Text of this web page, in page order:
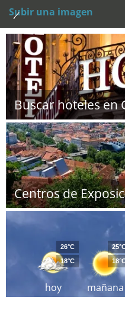
Subir una imagen
Buscar hoteles en
Centros de
hoy
26°C
18°C
mañana